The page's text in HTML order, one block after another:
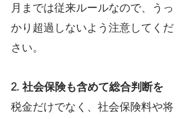
月までは従来ルールなので、うっ
かり超過しないよう注意してくだ
さい。
2. 社会保険も含めて総合判断を
税金だけでなく、社会保険料や将